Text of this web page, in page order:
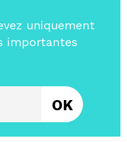
uniquement
importantes